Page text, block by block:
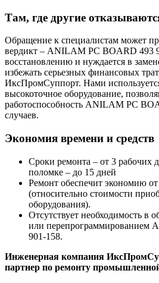
Там, где другие
Обращение к специалистам может
вердикт – ANILAM PC BOARD 493
восстановлению и нуждается в
избежать серьезных финансовых
ИксПромСуппорт. Нами
высокоточное оборудование,
работоспособность ANILAM PC
случаев.
Экономия времени и средств
Сроки ремонта – от 3 рабочих
поломке – до 15 дней
Ремонт обеспечит экономию
(относительно стоимости
оборудования).
Отсутствует необходимость в
или перепрограммированием
901-158.
Инженерная компания
партнер по ремонту